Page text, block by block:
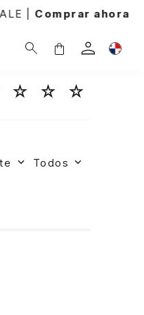
☆ ☆ ☆
Todos